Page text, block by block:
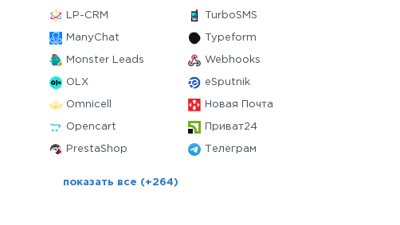
LP-CRM TurboSMS
ManyChat Typeform
Monster Leads Webhooks
OLX eSputnik
Omnicell Новая Почта
Opencart Приват24
PrestaShop Телеграм
показать все (+264)